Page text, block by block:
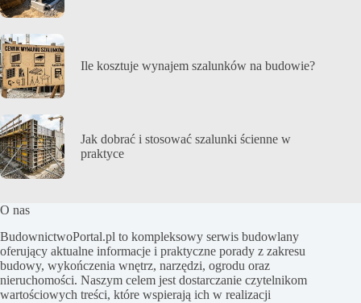
Ile kosztuje wynajem szalunków na budowie?
Jak dobrać i stosować szalunki ścienne w
praktyce
O nas
BudownictwoPortal.pl to kompleksowy serwis budowlany
oferujący aktualne informacje i praktyczne porady z zakresu
budowy, wykończenia wnętrz, narzędzi, ogrodu oraz
nieruchomości. Naszym celem jest dostarczanie czytelnikom
wartościowych treści, które wspierają ich w realizacji